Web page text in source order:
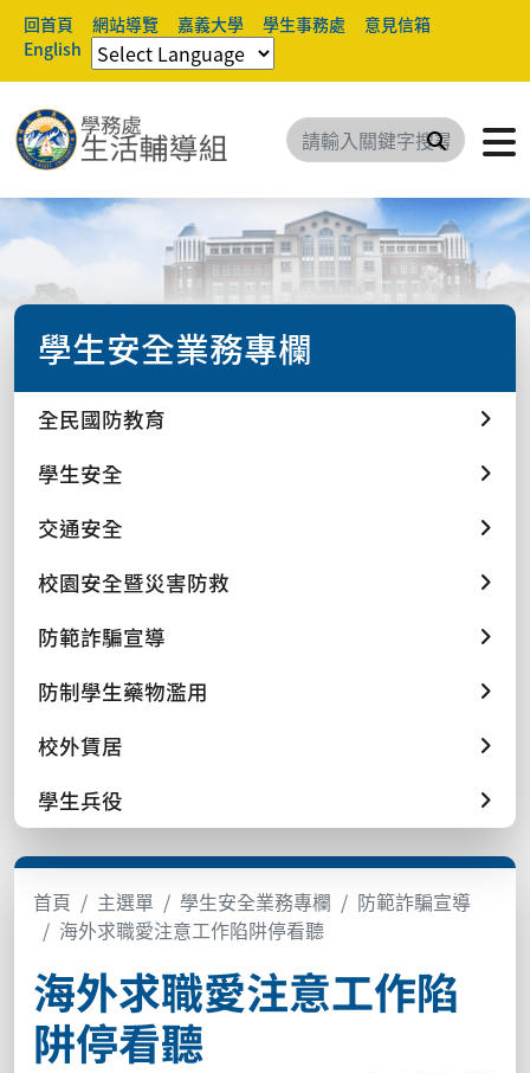
回首頁 網站導覽 嘉義大學 學生事務處
意見信箱
English
搜尋
學生安全業務專欄
全民國防教育
學生安全
交通安全
校園安全暨災害防救
防範詐騙宣導
防制學生藥物濫用
校外賃居
學生兵役
首頁 主選單 學生安全業務專欄
防範詐騙宣導
海外求職愛注意工作陷阱停看聽
海外求職愛注意工作陷
阱停看聽